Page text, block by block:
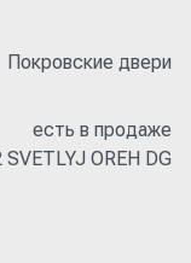
Покровские двери
есть в продаже
SVETLYJ OREH DG